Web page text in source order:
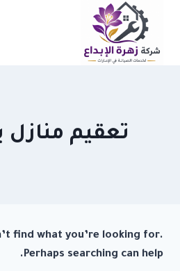
التجاوز
المحتوى
تعقيم منازل
find what you’re looking for.
Perhaps searching can help.